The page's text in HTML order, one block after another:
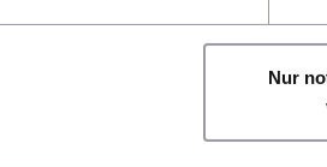
Nur
fachlich einordnen und auf einer
Grundlage weiterverarbeiten.